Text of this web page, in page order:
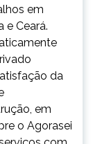
em
e Ceará.
da
em
o Agorasei